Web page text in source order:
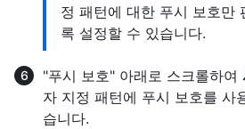
정 패턴에 대한 푸시 보호만
록 설정할 수 있습니다.
"푸시 보호" 아래로 스크롤하여
자 지정 패턴에 푸시 보호를 사
습니다.